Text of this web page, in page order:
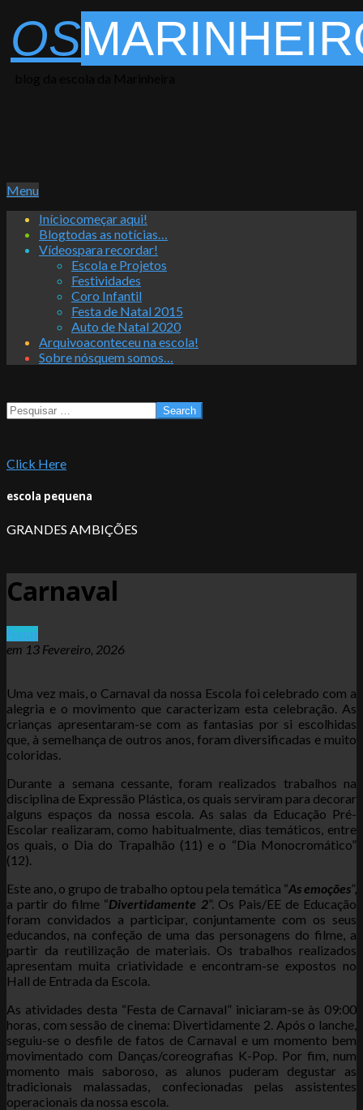
to
content
OS
Primary
Menu
Menu
Iníciocomeçar aqui!
Blogtodas as notícias…
Vídeospara recordar!
Escola e Projetos
Festividades
Coro Infantil
Festa de Natal 2015
Auto de Natal 2020
Arquivoaconteceu na escola!
Sobre nósquem somos…
Search
Click Here
escola pequena
GRANDES AMBIÇÕES
Carnaval
Festas
em 13 Fevereiro, 2026
Uma vez mais, o Carnaval da nossa Escola foi celebrado com a
alegria e o movimento que caracterizam esta celebração. As
crianças apresentaram-se com as fantasias por si escolhidas
que, à semelhança de outros anos, foram diversificadas e muito
coloridas.
Durante a semana cessante, foram realizados trabalhos na
disciplina de Expressão Plástica, os quais serviram para decorar
alguns espaços da nossa escola. As salas da Educação Pré-
Escolar realizaram, como habitualmente, dias temáticos, entre
os quais, o Dia do Trapalhão (11) e o “Dia Monocromático”
(12).
Este ano, o grupo de trabalho optou pela temática “As emoções”,
a partir do filme “Divertidamente 2”. Os Pais/EE de Educação
foram convidados a participar, conjuntamente com os seus
educandos, na confeção de uma das personagens do filme, a
partir da reutilização de materiais. Os trabalhos realizados
apresentam muita criatividade e encontram-se expostos no
Hall de Entrada da Escola.
As atividades desta “Festa de Carnaval” iniciaram-se às 09:00
horas, com sessão de cinema: Divertidamente 2. Após o lanche,
seguiu-se o desfile de fatos de Carnaval e um momento bem
movimentado com Danças/coreografias K-Pop. Por fim, num
momento mais saboroso, as alunos puderam degustar as
tradicionais malassadas, confecionadas pelas assistentes
operacionais da nossa escola.